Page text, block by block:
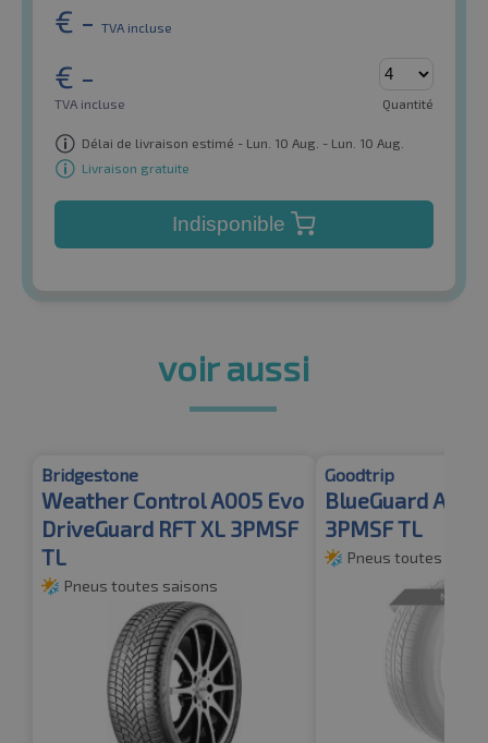
€ - TVA incluse
€ -
TVA incluse Quantité
Délai de livraison estimé - Lun. 10 Aug. - Lun. 10 Aug.
Livraison gratuite
Indisponible
voir aussi
Bridgestone
Weather Control A005 Evo
DriveGuard RFT XL 3PMSF
TL
Pneus toutes saisons
Goodtrip
BlueGuard AS
3PMSF TL
Pneus toutes